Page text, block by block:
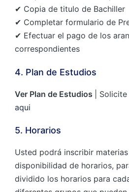
✔ Copia de titulo de Bachiller
✔ Completar formulario de
✔ Efectuar el pago de los
correspondientes
4. Plan de Estudios
Ver Plan de Estudios
|
aqui
5. Horarios
Usted podrá inscribir materias
disponibilidad de horarios,
dividido los horarios para